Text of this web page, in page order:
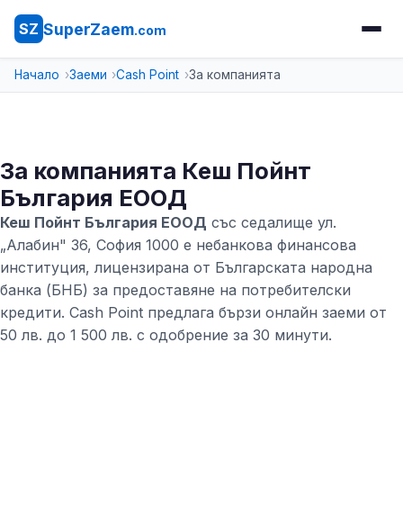
SZ SuperZaem.com
Начало Заеми Cash Point За компанията
За компанията Кеш Пойнт
България ЕООД
Кеш Пойнт България ЕООД със седалище ул.
„Алабин" 36, София 1000 е небанкова финансова
институция, лицензирана от Българската народна
банка (БНБ) за предоставяне на потребителски
кредити. Cash Point предлага бързи онлайн заеми от
50 лв. до 1 500 лв. с одобрение за 30 минути.